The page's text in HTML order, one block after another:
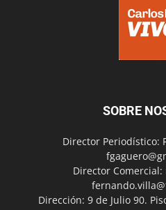
SOBRE
Director Periodístico:
Director Comercial:
Dirección: 9 de Julio 90.